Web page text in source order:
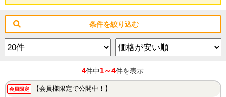
条件を絞り込む
4件中1～4件を表示
会員限定 【会員様限定で公開中！】